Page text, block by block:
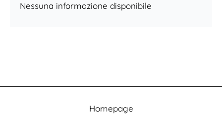
Nessuna informazione disponibile
Homepage